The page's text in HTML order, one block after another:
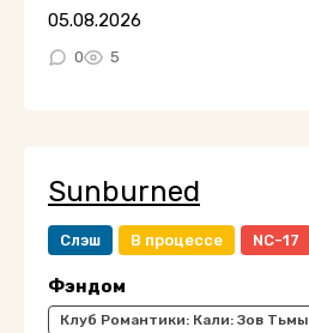
05.08.2026
0 5
Sunburned
Слэш В процессе NC-17
Фэндом
Клуб Романтики: Кали: Зов Тьмы